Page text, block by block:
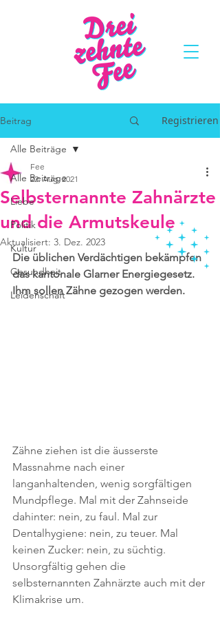
Beitrag Registrieren
Alle Beiträge
Liebe
Politik
Kultur
Gesundheit
Leidenschaft
Alle Beiträge
Selbsternannte Zahnärzte
und die Armutskeule
Fee
22. Aug. 2021
Aktualisiert: 3. Dez. 2023
Die üblichen Verdächtigen bekämpfen
das kantonale Glarner Energiegesetz.
Ihm sollen Zähne gezogen werden.
Zähne ziehen ist die äusserste
Massnahme nach einer
langanhaltenden, wenig sorgfältigen
Mundpflege. Mal mit der Zahnseide
dahinter: nein, zu faul. Mal zur
Dentalhygiene: nein, zu teuer. Mal
keinen Zucker: nein, zu süchtig.
Unsorgfältig gehen die
selbsternannten Zahnärzte auch mit der
Klimakrise um.